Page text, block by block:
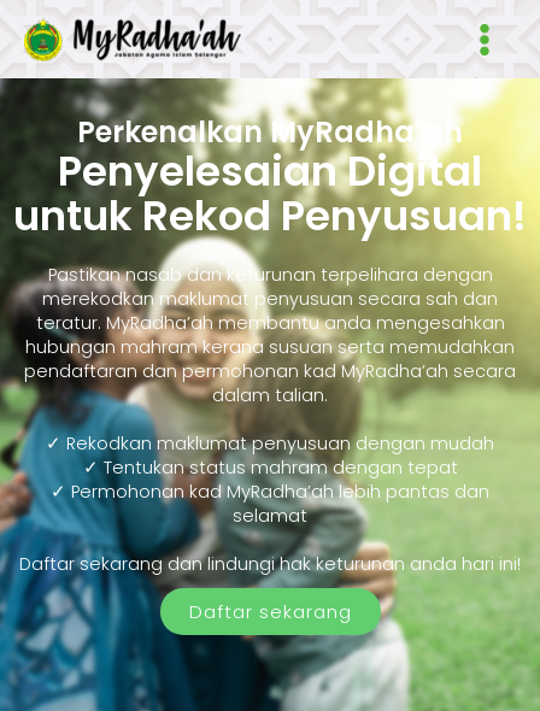
Main
Perkenalkan MyRadha’ah
Penyelesaian Digital
untuk Rekod Penyusuan!
Pastikan nasab dan keturunan terpelihara dengan
merekodkan maklumat penyusuan secara sah dan
teratur. MyRadha’ah membantu anda mengesahkan
hubungan mahram kerana susuan serta memudahkan
pendaftaran dan permohonan kad MyRadha’ah secara
dalam talian.
✓ Rekodkan maklumat penyusuan dengan mudah
✓ Tentukan status mahram dengan tepat
✓ Permohonan kad MyRadha’ah lebih pantas dan
selamat
Daftar sekarang dan lindungi hak keturunan anda hari ini!
Daftar sekarang